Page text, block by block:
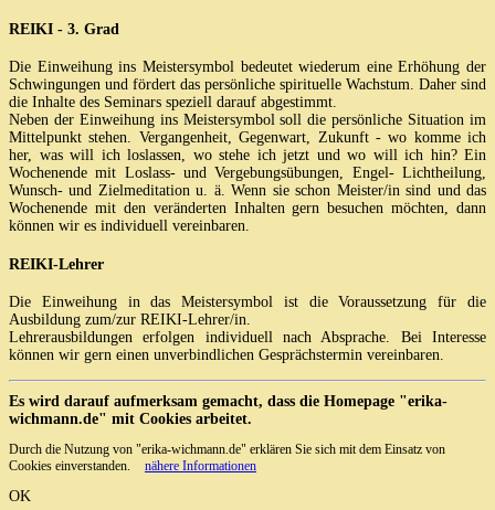
REIKI - 3. Grad
Die Einweihung ins Meistersymbol bedeutet wiederum eine Erhöhung der
Schwingungen und fördert das persönliche spirituelle Wachstum. Daher sind
die Inhalte des Seminars speziell darauf abgestimmt.
Neben der Einweihung ins Meistersymbol soll die persönliche Situation im
Mittelpunkt stehen. Vergangenheit, Gegenwart, Zukunft - wo komme ich
her, was will ich loslassen, wo stehe ich jetzt und wo will ich hin? Ein
Wochenende mit Loslass- und Vergebungsübungen, Engel- Lichtheilung,
Wunsch- und Zielmeditation u. ä. Wenn sie schon Meister/in sind und das
Wochenende mit den veränderten Inhalten gern besuchen möchten, dann
können wir es individuell vereinbaren.
REIKI-Lehrer
Die Einweihung in das Meistersymbol ist die Voraussetzung für die
Ausbildung zum/zur REIKI-Lehrer/in.
Lehrerausbildungen erfolgen individuell nach Absprache. Bei Interesse
können wir gern einen unverbindlichen Gesprächstermin vereinbaren.
Es wird darauf aufmerksam gemacht, dass die Homepage "erika-
wichmann.de" mit Cookies arbeitet.
Durch die Nutzung von "erika-wichmann.de" erklären Sie sich mit dem Einsatz von
Cookies einverstanden.
nähere Informationen
OK